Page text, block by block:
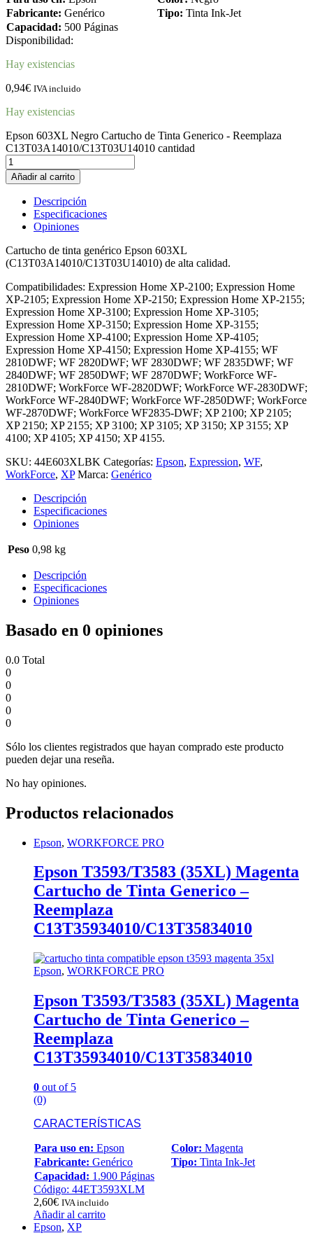
Fabricante: Genérico Tipo: Tinta Ink-Jet
Capacidad: 500 Páginas
Disponibilidad:
Hay existencias
0,94€ IVA incluido
Hay existencias
Epson 603XL Negro Cartucho de Tinta Generico - Reemplaza
C13T03A14010/C13T03U14010 cantidad
Añadir al carrito
Descripción
Especificaciones
Opiniones
Cartucho de tinta genérico Epson 603XL
(C13T03A14010/C13T03U14010) de alta calidad.
Compatibilidades: Expression Home XP-2100; Expression Home
XP-2105; Expression Home XP-2150; Expression Home XP-2155;
Expression Home XP-3100; Expression Home XP-3105;
Expression Home XP-3150; Expression Home XP-3155;
Expression Home XP-4100; Expression Home XP-4105;
Expression Home XP-4150; Expression Home XP-4155; WF
2810DWF; WF 2820DWF; WF 2830DWF; WF 2835DWF; WF
2840DWF; WF 2850DWF; WF 2870DWF; WorkForce WF-
2810DWF; WorkForce WF-2820DWF; WorkForce WF-2830DWF;
WorkForce WF-2840DWF; WorkForce WF-2850DWF; WorkForce
WF-2870DWF; WorkForce WF2835-DWF; XP 2100; XP 2105;
XP 2150; XP 2155; XP 3100; XP 3105; XP 3150; XP 3155; XP
4100; XP 4105; XP 4150; XP 4155.
SKU: 44E603XLBK Categorías: Epson, Expression, WF,
WorkForce, XP Marca: Genérico
Descripción
Especificaciones
Opiniones
Peso 0,98 kg
Descripción
Especificaciones
Opiniones
Basado en 0 opiniones
0.0 Total
0
0
0
0
0
Sólo los clientes registrados que hayan comprado este producto
pueden dejar una reseña.
No hay opiniones.
Productos relacionados
Epson, WORKFORCE PRO
Epson T3593/T3583 (35XL) Magenta
Cartucho de Tinta Generico –
Reemplaza
C13T35934010/C13T35834010
Epson, WORKFORCE PRO
Epson T3593/T3583 (35XL) Magenta
Cartucho de Tinta Generico –
Reemplaza
C13T35934010/C13T35834010
0 out of 5
(0)
CARACTERÍSTICAS
Para uso en: Epson Color: Magenta
Fabricante: Genérico Tipo: Tinta Ink-Jet
Capacidad: 1.900 Páginas
Código: 44ET3593XLM
2,60€ IVA incluido
Añadir al carrito
Epson, XP